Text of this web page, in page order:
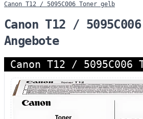
Canon T12 / 5095C006 Toner gelb
Canon T12 /
Angebote
Canon T12 / 5095C006